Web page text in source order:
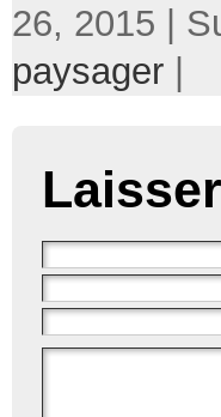
26, 2015 |
paysager